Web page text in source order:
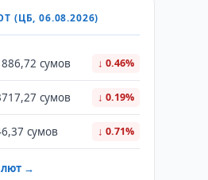
(ЦБ, 06.08.2026)
сумов ↓ 0.46%
сумов ↓ 0.19%
сумов ↓ 0.71%
→